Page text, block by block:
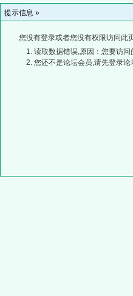
提示信息 »
您没有登录或者您没有权限访问此
读取数据错误,原因：您要访
您还不是论坛会员,请先登录论